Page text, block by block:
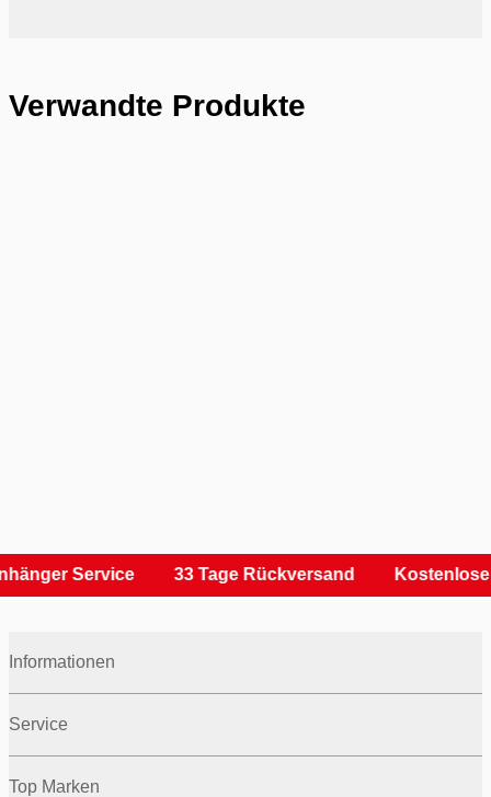
Verwandte Produkte
Service 33 Tage Rückversand Kostenlose
Informationen
Service
Top Marken